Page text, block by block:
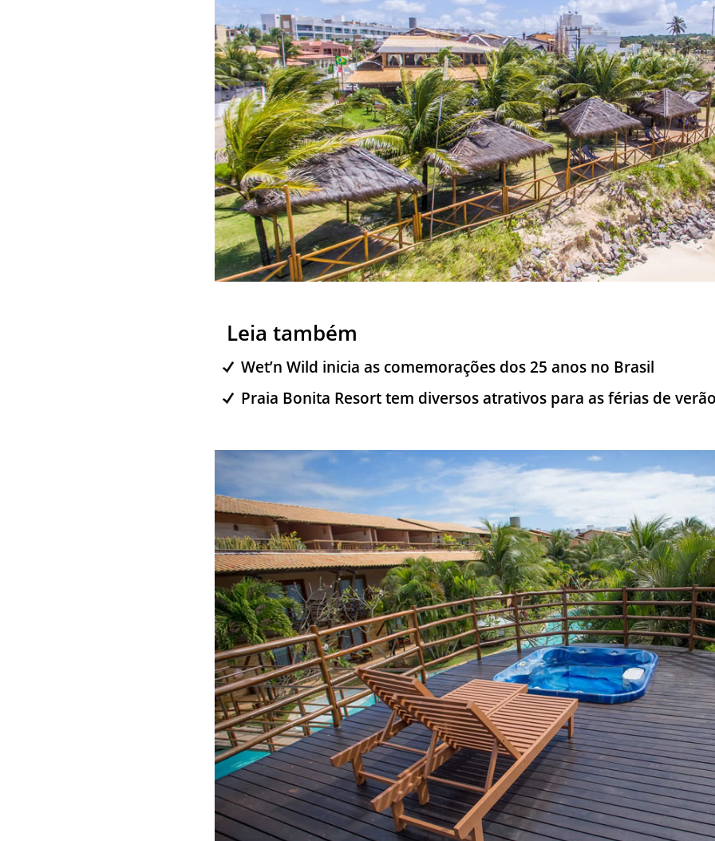
Leia também
Wet’n Wild inicia as comemorações dos 25 anos no Brasil
Praia Bonita Resort tem diversos atrativos para as férias de